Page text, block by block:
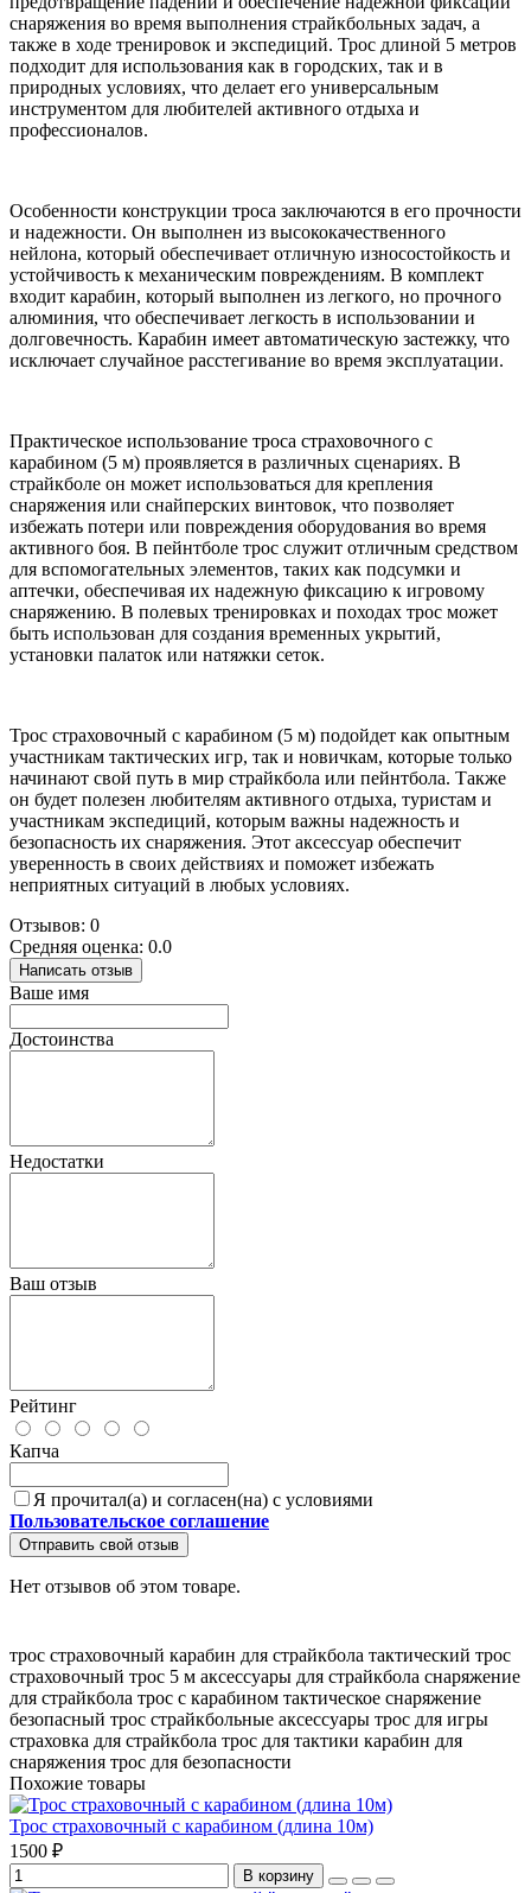
снаряжения во время выполнения страйкбольных задач, а
также в ходе тренировок и экспедиций. Трос длиной 5 метров
подходит для использования как в городских, так и в
природных условиях, что делает его универсальным
инструментом для любителей активного отдыха и
профессионалов.
Особенности конструкции троса заключаются в его прочности
и надежности. Он выполнен из высококачественного
нейлона, который обеспечивает отличную износостойкость и
устойчивость к механическим повреждениям. В комплект
входит карабин, который выполнен из легкого, но прочного
алюминия, что обеспечивает легкость в использовании и
долговечность. Карабин имеет автоматическую застежку, что
исключает случайное расстегивание во время эксплуатации.
Практическое использование троса страховочного с
карабином (5 м) проявляется в различных сценариях. В
страйкболе он может использоваться для крепления
снаряжения или снайперских винтовок, что позволяет
избежать потери или повреждения оборудования во время
активного боя. В пейнтболе трос служит отличным средством
для вспомогательных элементов, таких как подсумки и
аптечки, обеспечивая их надежную фиксацию к игровому
снаряжению. В полевых тренировках и походах трос может
быть использован для создания временных укрытий,
установки палаток или натяжки сеток.
Трос страховочный с карабином (5 м) подойдет как опытным
участникам тактических игр, так и новичкам, которые только
начинают свой путь в мир страйкбола или пейнтбола. Также
он будет полезен любителям активного отдыха, туристам и
участникам экспедиций, которым важны надежность и
безопасность их снаряжения. Этот аксессуар обеспечит
уверенность в своих действиях и поможет избежать
неприятных ситуаций в любых условиях.
Отзывов: 0
Средняя оценка: 0.0
Написать отзыв
Ваше имя
Достоинства
Недостатки
Ваш отзыв
Рейтинг
Капча
Я прочитал(а) и согласен(на) с условиями
Пользовательское соглашение
Отправить свой отзыв
Нет отзывов об этом товаре.
трос страховочный карабин для страйкбола тактический трос
страховочный трос 5 м аксессуары для страйкбола снаряжение
для страйкбола трос с карабином тактическое снаряжение
безопасный трос страйкбольные аксессуары трос для игры
страховка для страйкбола трос для тактики карабин для
снаряжения трос для безопасности
Похожие товары
Трос страховочный с карабином (длина 10м)
1500 ₽
В корзину